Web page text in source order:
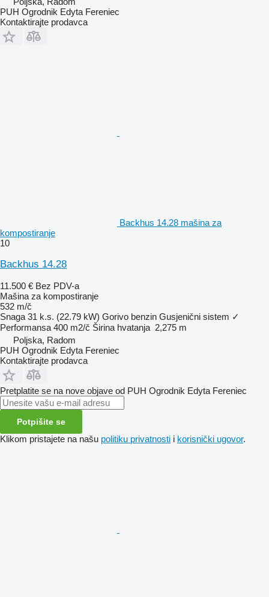
PUH Ogrodnik Edyta Fereniec
Kontaktirajte prodavca
Backhus 14.28 mašina za
kompostiranje
10
Backhus 14.28
11.500 € Bez PDV-a
Mašina za kompostiranje
532 m/č
Snaga 31 k.s. (22.79 kW) Gorivo benzin Gusjenični sistem ✓
Performansa 400 m2/č Širina hvatanja 2,275 m
Poljska, Radom
PUH Ogrodnik Edyta Fereniec
Kontaktirajte prodavca
Pretplatite se na nove objave od PUH Ogrodnik Edyta Fereniec
Potpišite se
Klikom pristajete na našu politiku privatnosti i korisnički ugovor.